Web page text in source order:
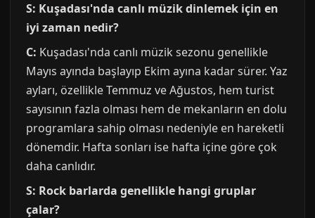
S: Kuşadası'nda canlı müzik dinlemek için en
iyi zaman nedir?
C: Kuşadası'nda canlı müzik sezonu genellikle
Mayıs ayında başlayıp Ekim ayına kadar sürer. Yaz
ayları, özellikle Temmuz ve Ağustos, hem turist
sayısının fazla olması hem de mekanların en dolu
programlara sahip olması nedeniyle en hareketli
dönemdir. Hafta sonları ise hafta içine göre çok
daha canlıdır.
S: Rock barlarda genellikle hangi gruplar
çalar?